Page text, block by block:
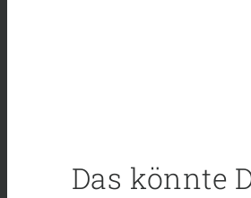
Das könnte